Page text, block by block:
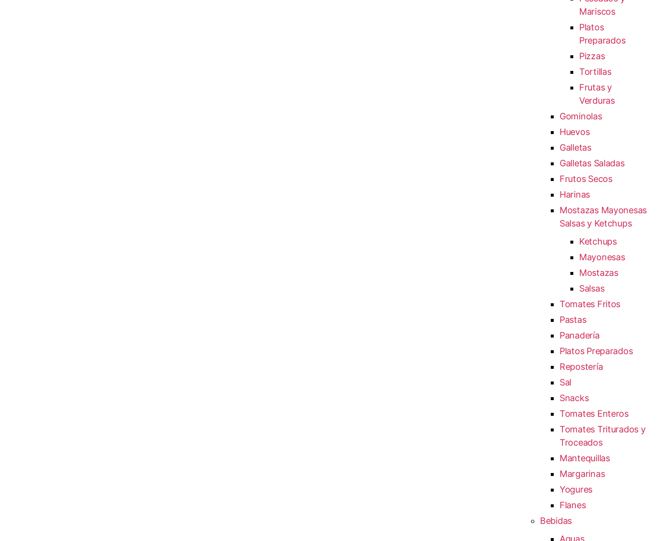
Mariscos
Platos
Preparados
Pizzas
Tortillas
Frutas y
Verduras
Gominolas
Huevos
Galletas
Galletas Saladas
Frutos Secos
Harinas
Mostazas Mayonesas
Salsas y Ketchups
Ketchups
Mayonesas
Mostazas
Salsas
Tomates Fritos
Pastas
Panadería
Platos Preparados
Repostería
Sal
Snacks
Tomates Enteros
Tomates Triturados y
Troceados
Mantequillas
Margarinas
Yogures
Flanes
Bebidas
Aguas